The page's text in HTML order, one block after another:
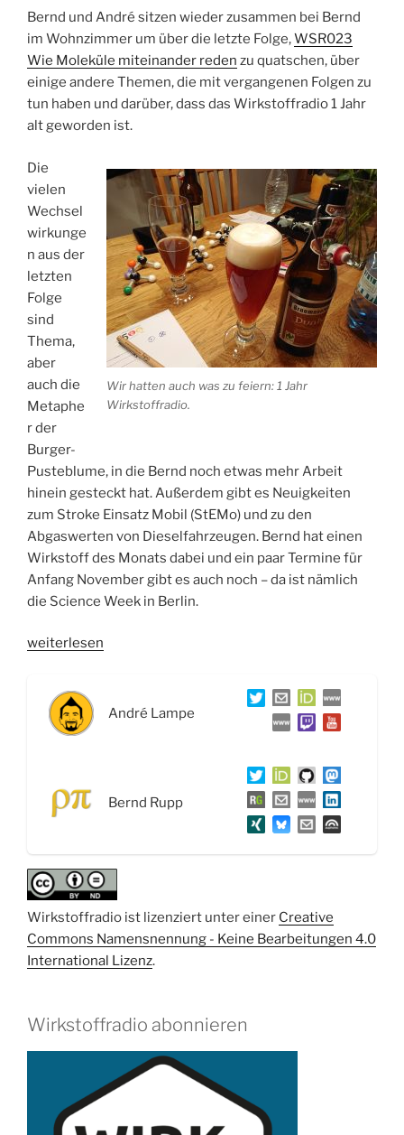
Bernd und André sitzen wieder zusammen bei Bernd
im Wohnzimmer um über die letzte Folge,WSR023
Wie Moleküle miteinander reden zu quatschen, über
einige andere Themen, die mit vergangenen Folgen zu
tun haben und darüber, dass das Wirkstoffradio 1 Jahr
alt geworden ist.
Wir hatten auch was zu feiern: 1 Jahr
Wirkstoffradio.
Die
vielen
Wechsel
wirkunge
n aus der
letzten
Folge
sind
Thema,
aber
auch die
Metaphe
r der
Burger-
Pusteblume, in die Bernd noch etwas mehr Arbeit
hinein gesteckt hat. Außerdem gibt es Neuigkeiten
zum Stroke Einsatz Mobil (StEMo) und zu den
Abgaswerten von Dieselfahrzeugen. Bernd hat einen
Wirkstoff des Monats dabei und ein paar Termine für
Anfang November gibt es auch noch – da ist nämlich
die Science Week in Berlin.
„WSR024
hinter
korkendem
Dieselfahrzeugen,
und
1
Jahr
Wirkstoffradio“
weiterlesen
André Lampe
Bernd Rupp
Wirkstoffradio ist lizenziert unter einer Creative
Commons Namensnennung - Keine Bearbeitungen 4.0
International Lizenz.
Wirkstoffradio abonnieren